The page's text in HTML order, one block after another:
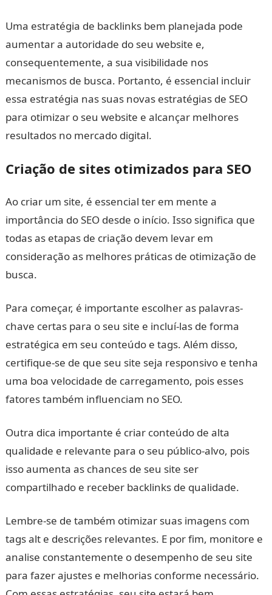
Uma estratégia de backlinks bem planejada pode
aumentar a autoridade do seu website e,
consequentemente, a sua visibilidade nos
mecanismos de busca. Portanto, é essencial incluir
essa estratégia nas suas novas estratégias de SEO
para otimizar o seu website e alcançar melhores
resultados no mercado digital.
Criação de sites otimizados para SEO
Ao criar um site, é essencial ter em mente a
importância do SEO desde o início. Isso significa que
todas as etapas de criação devem levar em
consideração as melhores práticas de otimização de
busca.
Para começar, é importante escolher as palavras-
chave certas para o seu site e incluí-las de forma
estratégica em seu conteúdo e tags. Além disso,
certifique-se de que seu site seja responsivo e tenha
uma boa velocidade de carregamento, pois esses
fatores também influenciam no SEO.
Outra dica importante é criar conteúdo de alta
qualidade e relevante para o seu público-alvo, pois
isso aumenta as chances de seu site ser
compartilhado e receber backlinks de qualidade.
Lembre-se de também otimizar suas imagens com
tags alt e descrições relevantes. E por fim, monitore e
analise constantemente o desempenho de seu site
para fazer ajustes e melhorias conforme necessário.